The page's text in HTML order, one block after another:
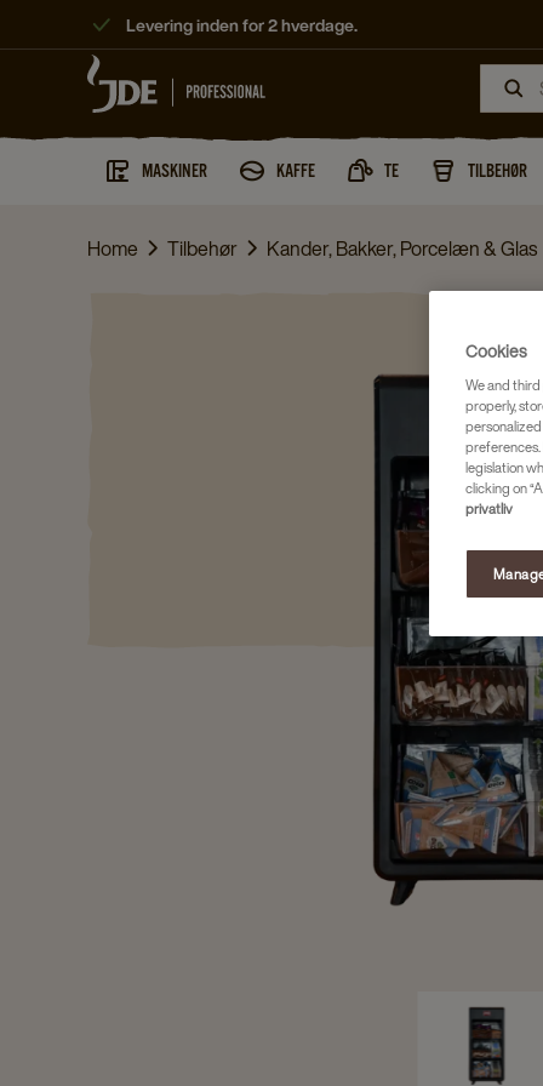
Levering inden for 2 hverdage.
MASKINER KAFFE TE TILBEHØR
Home Tilbehør Kander, Bakker, Porcelæn & Glas
Cookies
We and
properly,
legislation
clicking on
privatliv